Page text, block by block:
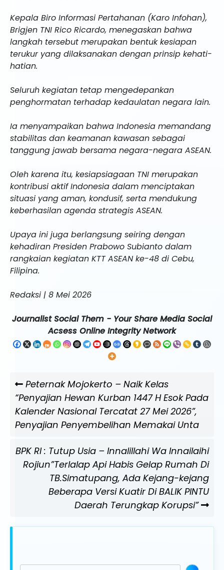
Kepala Biro Informasi Pertahanan (Karo Infohan),
Brigjen TNI Rico Ricardo, menegaskan bahwa
langkah tersebut merupakan bentuk kesiapan
terukur yang dilaksanakan dengan prinsip kehati-
hatian.
Seluruh kegiatan tetap mengedepankan
penghormatan terhadap kedaulatan negara lain.
Ia menyampaikan bahwa Indonesia memandang
stabilitas dan keamanan kawasan sebagai
tanggung jawab bersama negara-negara ASEAN.
Oleh karena itu, kesiapsiagaan TNI merupakan
kontribusi aktif Indonesia dalam menciptakan
situasi yang aman, kondusif, serta mendukung
keberhasilan agenda strategis ASEAN.
Upaya ini juga berlangsung seiring dengan
kehadiran Presiden Prabowo Subianto dalam
rangkaian kegiatan KTT ASEAN ke-48 di Cebu,
Filipina.
Redaksi | 8 Mei 2026
Journalist Social Them - Your Share Media Social
Acsess Online Integrity Network
posPrevious
Post
Peternak Mojokerto – Naik Kelas
“Penyajian Hewan Kurban 1447 H Esok Pada
Kalender Nasional Tercatat 27 Mei 2026”,
Penyajian Penyembelihan Memakai Unta
Next
Post
BPK RI : Tutup Usia – Innalillahi Wa Innailaihi
Rojiun”Terlalap Api Habis Gelap Rumah Di
TB.Simatupang, Ada Kejang-kejang
Beberapa Versi Kuatir Di BALIK PINTU
Daerah Terungkap Korupsi”